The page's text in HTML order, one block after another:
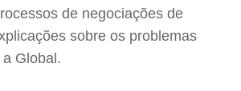
de negociações de
sobre os problemas
Global.